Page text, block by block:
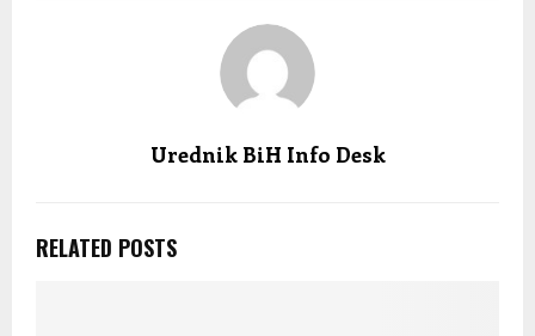
Urednik BiH Info Desk
RELATED POSTS